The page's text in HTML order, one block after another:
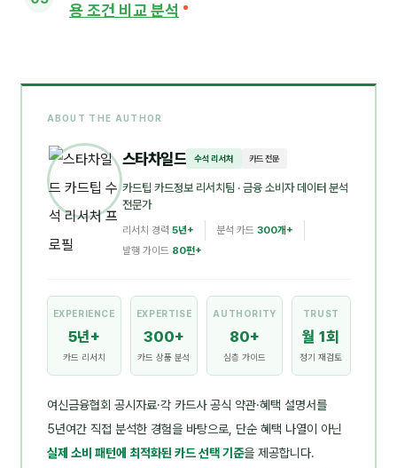
용 조건 비교 분석
ABOUT THE AUTHOR
스타차일드 수석 리서처 카드 전문
카드팁 카드정보 리서치팀 · 금융 소비자 데이터 분석
전문가
리서치 경력 5년+ 분석 카드 300개+
발행 가이드 80편+
EXPERIENCE
5년+
카드 리서치
EXPERTISE
300+
카드 상품 분석
AUTHORITY
80+
심층 가이드
TRUST
월 1회
정기 재검토
여신금융협회 공시자료·각 카드사 공식 약관·혜택 설명서를
5년여간 직접 분석한 경험을 바탕으로, 단순 혜택 나열이 아닌
실제 소비 패턴에 최적화된 카드 선택 기준을 제공합니다.